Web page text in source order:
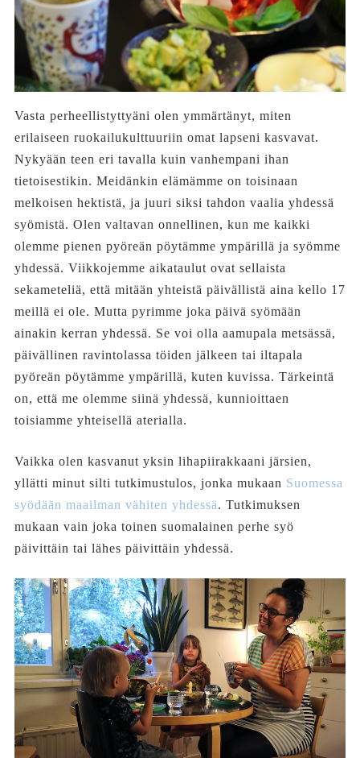
Vasta perheellistyttyäni olen ymmärtänyt, miten
erilaiseen ruokailukulttuuriin omat lapseni kasvavat.
Nykyään teen eri tavalla kuin vanhempani ihan
tietoisestikin. Meidänkin elämämme on toisinaan
melkoisen hektistä, ja juuri siksi tahdon vaalia yhdessä
syömistä. Olen valtavan onnellinen, kun me kaikki
olemme pienen pyöreän pöytämme ympärillä ja syömme
yhdessä. Viikkojemme aikataulut ovat sellaista
sekameteliä, että mitään yhteistä päivällistä aina kello 17
meillä ei ole. Mutta pyrimme joka päivä syömään
ainakin kerran yhdessä. Se voi olla aamupala metsässä,
päivällinen ravintolassa töiden jälkeen tai iltapala
pyöreän pöytämme ympärillä, kuten kuvissa. Tärkeintä
on, että me olemme siinä yhdessä, kunnioittaen
toisiamme yhteisellä aterialla.
Vaikka olen kasvanut yksin lihapiirakkaani järsien,
yllätti minut silti tutkimustulos, jonka mukaan Suomessa
syödään maailman vähiten yhdessä. Tutkimuksen
mukaan vain joka toinen suomalainen perhe syö
päivittäin tai lähes päivittäin yhdessä.